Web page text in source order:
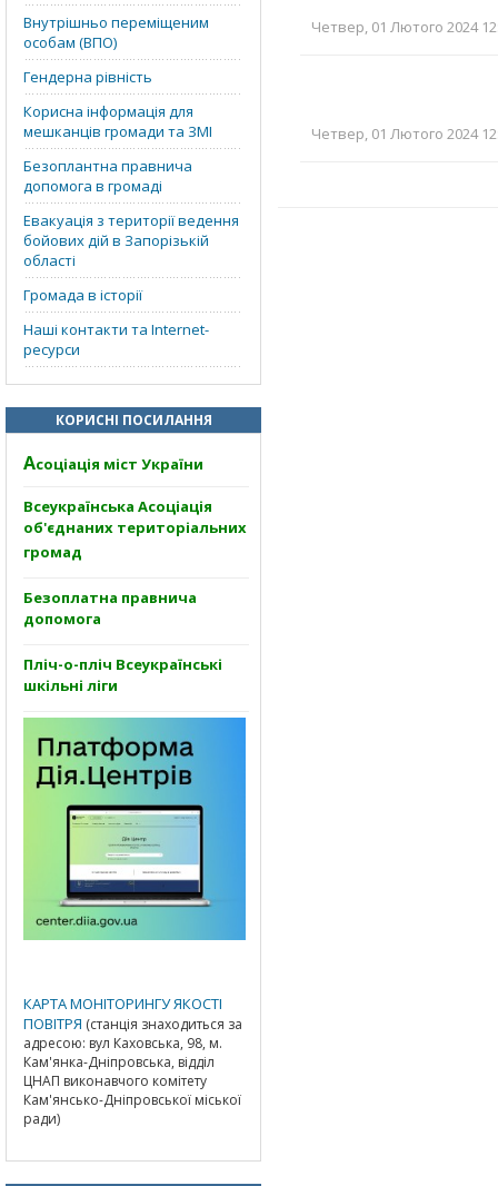
Внутрішньо переміщеним
особам (ВПО)
Гендерна рівність
Корисна інформація для
мешканців громади та ЗМІ
Безоплантна правнича
допомога в громаді
Евакуація з території ведення
бойових дій в Запорізькій
області
Громада в історії
Наші контакти та Internet-
ресурси
КОРИСНІ ПОСИЛАННЯ
Асоціація міст України
Всеукраїнська Асоціація
об'єднаних територіальних
громад
Безоплатна правнича
допомога
Пліч-о-пліч Всеукраїнські
шкільні ліги
КАРТА МОНІТОРИНГУ ЯКОСТІ
ПОВІТРЯ (станція знаходиться за
адресою: вул Каховська, 98, м.
Кам'янка-Дніпровська, відділ
ЦНАП виконавчого комітету
Кам'янсько-Дніпровської міської
ради)
Четвер, 01 Лютого 2024
Четвер, 01 Лютого 2024